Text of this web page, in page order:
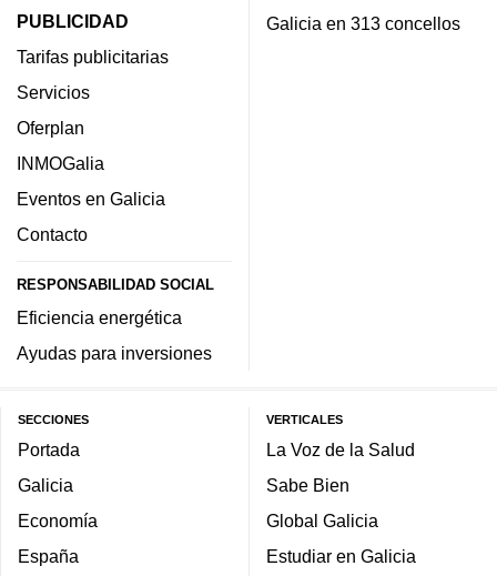
PUBLICIDAD
Tarifas publicitarias
Servicios
Oferplan
INMOGalia
Eventos en Galicia
Contacto
RESPONSABILIDAD SOCIAL
Eficiencia energética
Ayudas para inversiones
Galicia en 313 concellos
SECCIONES
Portada
Galicia
Economía
España
VERTICALES
La Voz de la Salud
Sabe Bien
Global Galicia
Estudiar en Galicia